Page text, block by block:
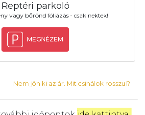
Reptéri parkoló
vagy bőrönd fóliázás - csak nektek!
MEGNÉZEM
Nem jön ki az ár. Mit csinálok rosszul?